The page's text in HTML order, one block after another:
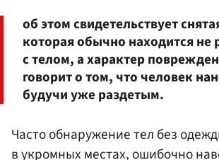
об этом свидетельствует
которая обычно находится не
с телом, а характер
говорит о том, что человек
будучи уже раздетым.
Часто обнаружение тел без
в укромных местах, ошибочно